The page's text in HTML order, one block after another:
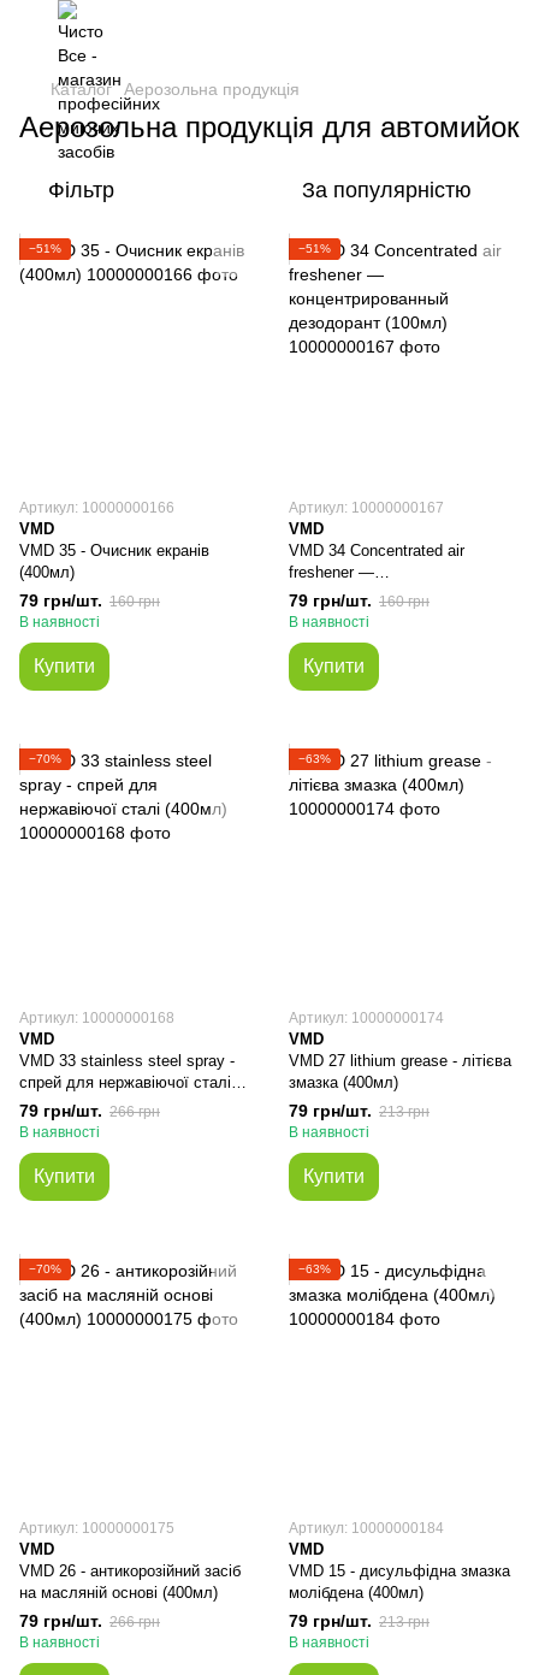
Каталог Аерозольна продукція
Аерозольна продукція для автомийок
Фільтр За популярністю
−51%
Артикул: 10000000166
VMD
VMD 35 - Очисник екранів
(400мл)
79 грн/шт. 160 грн
В наявності
Купити
−51%
Артикул: 10000000167
VMD
VMD 34 Concentrated air
freshener —
концентрированный
дезодорант (100мл)
79 грн/шт. 160 грн
В наявності
Купити
−70%
Артикул: 10000000168
VMD
VMD 33 stainless steel spray -
спрей для нержавіючої сталі
(400мл)
79 грн/шт. 266 грн
В наявності
Купити
−63%
Артикул: 10000000174
VMD
VMD 27 lithium grease - літієва
змазка (400мл)
79 грн/шт. 213 грн
В наявності
Купити
−70%
Артикул: 10000000175
VMD
VMD 26 - антикорозійний засіб
на масляній основі (400мл)
79 грн/шт. 266 грн
В наявності
−63%
Артикул: 10000000184
VMD
VMD 15 - дисульфідна змазка
молібдена (400мл)
79 грн/шт. 213 грн
В наявності